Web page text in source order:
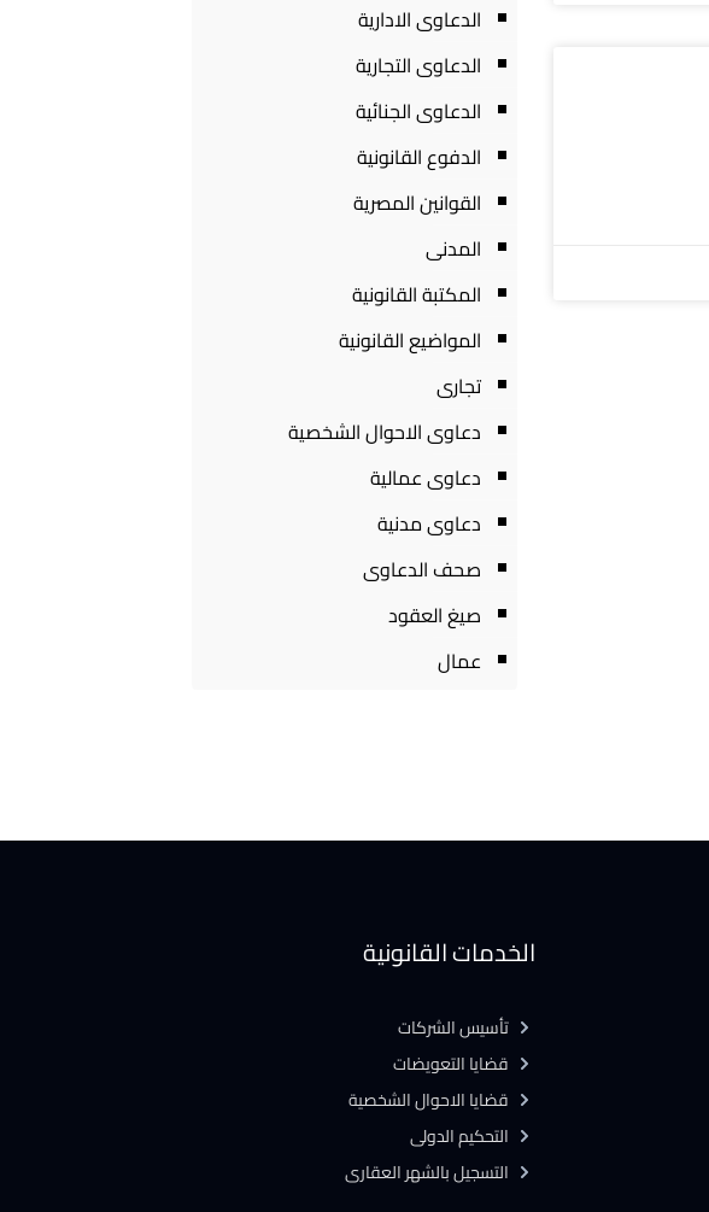
الدعاوى الادارية
الدعاوى التجارية
الدعاوى الجنائية
الدفوع القانونية
القوانين المصرية
المدنى
المكتبة القانونية
المواضيع القانونية
تجارى
دعاوى الاحوال الشخصية
دعاوى عمالية
دعاوى مدنية
صحف الدعاوى
صيغ العقود
عمال
الخدمات القانونية
تأسيس الشركات
قضايا التعويضات
قضايا الاحوال الشخصية
التحكيم الدولى
التسجيل بالشهر العقارى